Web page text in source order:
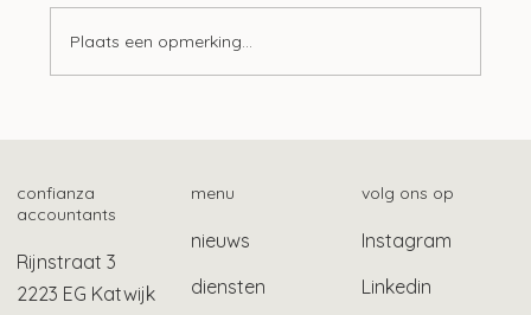
Advieswijzer | Bedrijfsoverdracht
Plaats een opmerking...
confianza
accountants
Rijnstraat 3
2223 EG Katwijk
menu
nieuws
diensten
volg ons op
Instagram
Linkedin